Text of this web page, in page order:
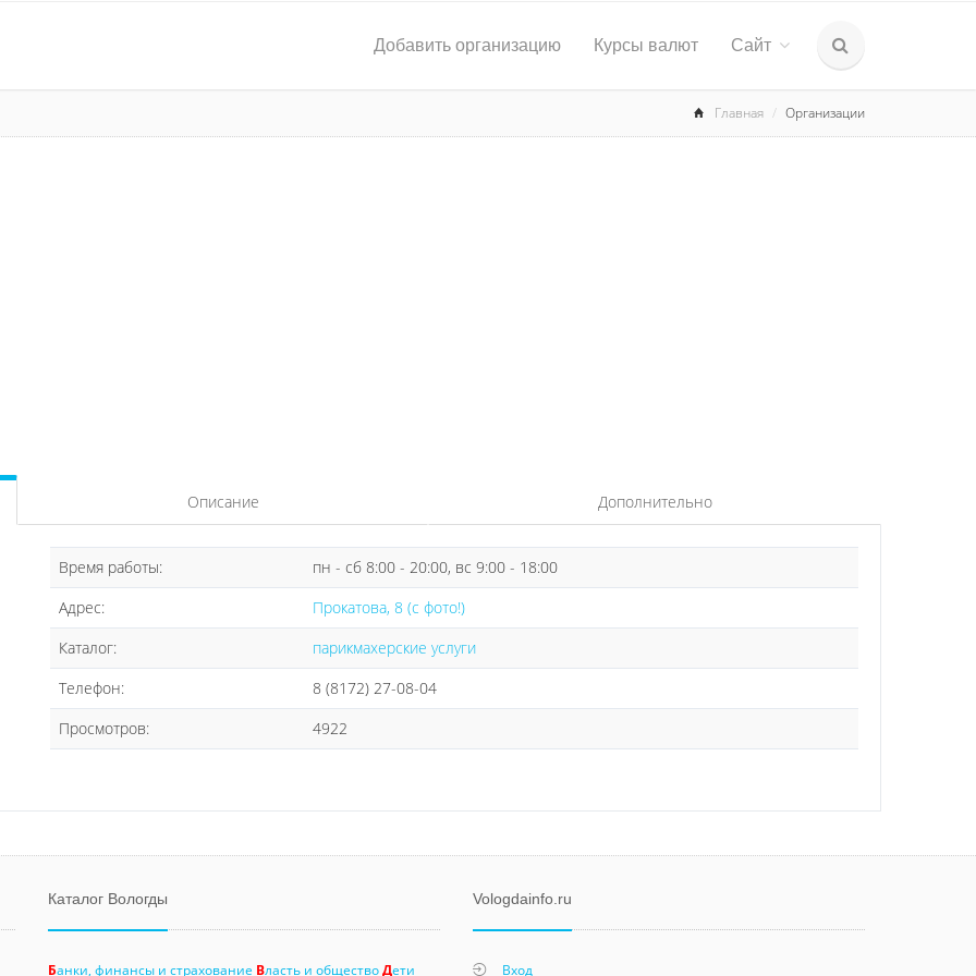
Добавить организацию Курсы валют Сайт
Главная Организации
Описание Дополнительно
Время работы:
пн - сб 8:00 - 20:00, вс 9:00 - 18:00
Адрес:
Прокатова, 8 (с фото!)
Каталог:
парикмахерские услуги
Телефон:
8 (8172) 27-08-04
Просмотров:
4922
Каталог Вологды
Банки, финансы и страхование Власть и обществоДети
Vologdainfo.ru
Вход